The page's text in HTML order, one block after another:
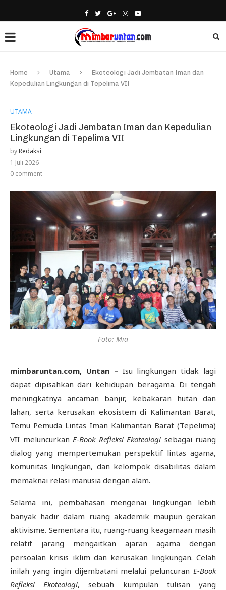
Home Utama
Ekoteologi Jadi Jembatan Iman dan
Kepedulian Lingkungan di Tepelima VII
UTAMA
Ekoteologi Jadi Jembatan Iman dan Kepedulian
Lingkungan di Tepelima VII
byRedaksi
1 Juli 2026
0 comment
Foto: Mia
mimbaruntan.com, Untan– Isu lingkungan tidak lagi
dapat dipisahkan dari kehidupan beragama. Di tengah
meningkatnya ancaman banjir, kebakaran hutan dan
lahan, serta kerusakan ekosistem di Kalimantan Barat,
Temu Pemuda Lintas Iman Kalimantan Barat (Tepelima)
VII meluncurkan E-Book Refleksi Ekoteologi sebagai ruang
dialog yang mempertemukan perspektif lintas agama,
komunitas lingkungan, dan kelompok disabilitas dalam
memaknai relasi manusia dengan alam.
Selama ini, pembahasan mengenai lingkungan lebih
banyak hadir dalam ruang akademik maupun gerakan
aktivisme. Sementara itu, ruang-ruang keagamaan masih
relatif jarang mengaitkan ajaran agama dengan
persoalan krisis iklim dan kerusakan lingkungan. Celah
inilah yang ingin dijembatani melalui peluncuran E-Book
Refleksi Ekoteologi, sebuah kumpulan tulisan yang